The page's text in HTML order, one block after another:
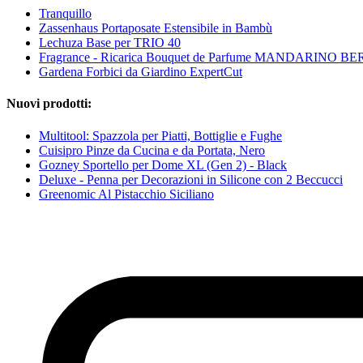
Tranquillo
Zassenhaus Portaposate Estensibile in Bambù
Lechuza Base per TRIO 40
Fragrance - Ricarica Bouquet de Parfume MANDARINO
Gardena Forbici da Giardino ExpertCut
Nuovi prodotti:
Multitool: Spazzola per Piatti, Bottiglie e Fughe
Cuisipro Pinze da Cucina e da Portata, Nero
Gozney Sportello per Dome XL (Gen 2) - Black
Deluxe - Penna per Decorazioni in Silicone con 2 Beccucci
Greenomic Al Pistacchio Siciliano